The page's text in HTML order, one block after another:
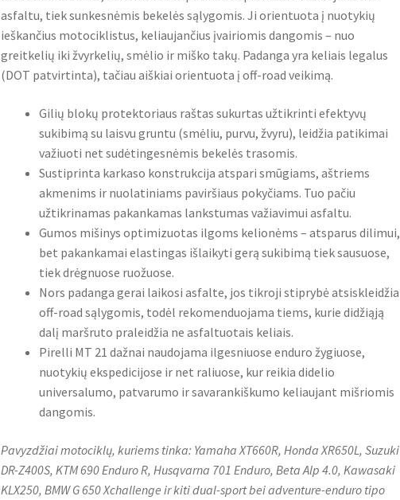
asfaltu, tiek sunkesnėmis bekelės sąlygomis. Ji orientuota į nuotykių
ieškančius motociklistus, keliaujančius įvairiomis dangomis – nuo
greitkelių iki žvyrkelių, smėlio ir miško takų. Padanga yra keliais legalus
(DOT patvirtinta), tačiau aiškiai orientuota į off-road veikimą.
Gilių blokų protektoriaus raštas sukurtas užtikrinti efektyvų
sukibimą su laisvu gruntu (smėliu, purvu, žvyru), leidžia patikimai
važiuoti net sudėtingesnėmis bekelės trasomis.
Sustiprinta karkaso konstrukcija atspari smūgiams, aštriems
akmenims ir nuolatiniams paviršiaus pokyčiams. Tuo pačiu
užtikrinamas pakankamas lankstumas važiavimui asfaltu.
Gumos mišinys optimizuotas ilgoms kelionėms – atsparus dilimui,
bet pakankamai elastingas išlaikyti gerą sukibimą tiek sausuose,
tiek drėgnuose ruožuose.
Nors padanga gerai laikosi asfalte, jos tikroji stiprybė atsiskleidžia
off-road sąlygomis, todėl rekomenduojama tiems, kurie didžiąją
dalį maršruto praleidžia ne asfaltuotais keliais.
Pirelli MT 21 dažnai naudojama ilgesniuose enduro žygiuose,
nuotykių ekspedicijose ir net raliuose, kur reikia didelio
universalumo, patvarumo ir savarankiškumo keliaujant mišriomis
dangomis.
Pavyzdžiai motociklų, kuriems tinka: Yamaha XT660R, Honda XR650L, Suzuki
DR-Z400S, KTM 690 Enduro R, Husqvarna 701 Enduro, Beta Alp 4.0, Kawasaki
KLX250, BMW G 650 Xchallenge ir kiti dual-sport bei adventure-enduro tipo